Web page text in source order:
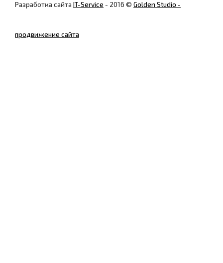
Разработка сайта IT-Service - 2016 © Golden Studio -
продвижение сайта